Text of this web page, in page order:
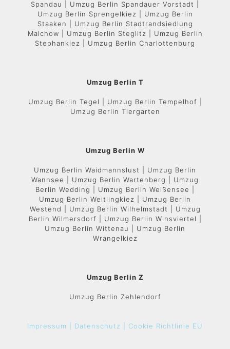
Spandau | Umzug Berlin Spandauer Vorstadt |
Umzug Berlin Sprengelkiez | Umzug Berlin
Staaken | Umzug Berlin Stadtrandsiedlung
Malchow | Umzug Berlin Steglitz | Umzug Berlin
Stephankiez | Umzug Berlin Charlottenburg
Umzug Berlin T
Umzug Berlin Tegel | Umzug Berlin Tempelhof |
Umzug Berlin Tiergarten
Umzug Berlin W
Umzug Berlin Waidmannslust | Umzug Berlin
Wannsee | Umzug Berlin Wartenberg | Umzug
Berlin Wedding | Umzug Berlin Weißensee |
Umzug Berlin Weitlingkiez | Umzug Berlin
Westend | Umzug Berlin Wilhelmstadt | Umzug
Berlin Wilmersdorf | Umzug Berlin Winsviertel |
Umzug Berlin Wittenau | Umzug Berlin
Wrangelkiez
Umzug Berlin Z
Umzug Berlin Zehlendorf
Impressum | Datenschutz | Cookie Richtlinie EU